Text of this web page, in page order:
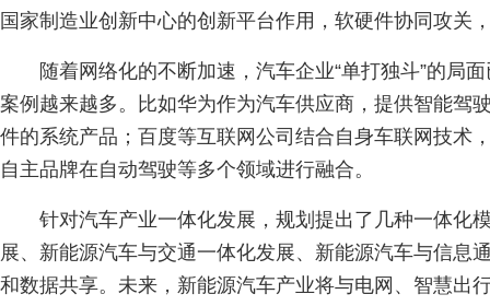
国家制造业创新中心的创新平台作用，软硬件协同攻关
随着网络化的不断加速，汽车企业“单打独斗”的局
案例越来越多。比如华为作为汽车供应商，提供智能驾
件的系统产品；百度等互联网公司结合自身车联网技术
自主品牌在自动驾驶等多个领域进行融合。
针对汽车产业一体化发展，规划提出了几种一体化
展、新能源汽车与交通一体化发展、新能源汽车与信息
和数据共享。未来，新能源汽车产业将与电网、智慧出